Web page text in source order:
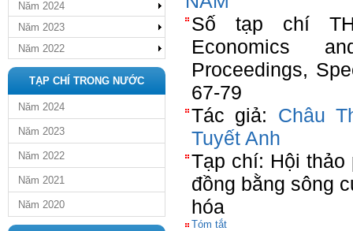
Năm 2024
Năm 2023
Năm 2022
TẠP CHÍ TRONG NƯỚC
Năm 2024
Năm 2023
Năm 2022
Năm 2021
Năm 2020
Số tạp chí
Economics
Proceedings,
67-79
Tác giả: Châu
Tuyết Anh
Tạp chí: Hội thảo
đồng bằng sông
hóa
Tóm tắt